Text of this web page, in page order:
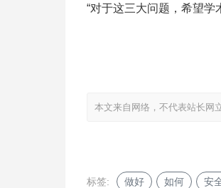
“对于这三大问题，希望学
本文来自网络，不代表站长网
标签: 做好 如何 安